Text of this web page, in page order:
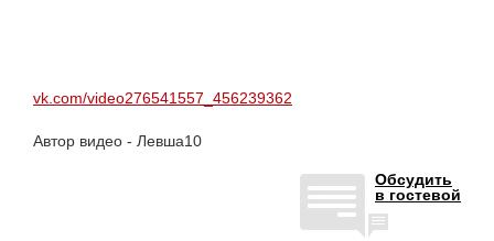
vk.com/video276541557_456239362
Автор видео - Левша10
Обсудить
в гостевой